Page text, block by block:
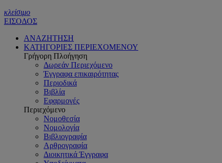
κλείσιμο
ΕΙΣΟΔΟΣ
ΑΝΑΖΗΤΗΣΗ
ΚΑΤΗΓΟΡΙΕΣ ΠΕΡΙΕΧΟΜΕΝΟΥ
Γρήγορη Πλοήγηση
Δωρεάν Περιεχόμενο
Έγγραφα επικαιρότητας
Περιοδικά
Βιβλία
Εφαρμογές
Περιεχόμενο
Νομοθεσία
Νομολογία
Βιβλιογραφία
Αρθρογραφία
Διοικητικά Έγγραφα